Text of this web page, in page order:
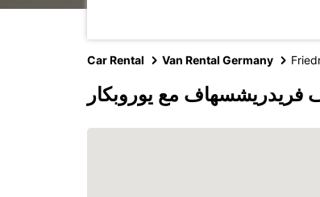
Car Rental Van Rental Germany
فريدريشسهاف مع يوروبكار